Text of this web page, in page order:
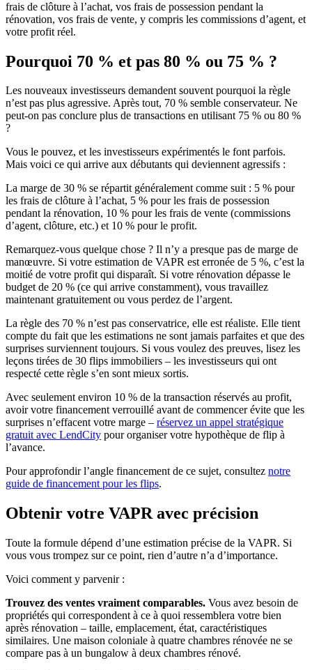
frais de clôture à l’achat, vos frais de possession pendant la
rénovation, vos frais de vente, y compris les commissions d’agent, et
votre profit réel.
Pourquoi 70 % et pas 80 % ou 75 % ?
Les nouveaux investisseurs demandent souvent pourquoi la règle
n’est pas plus agressive. Après tout, 70 % semble conservateur. Ne
peut-on pas conclure plus de transactions en utilisant 75 % ou 80 %
?
Vous le pouvez, et les investisseurs expérimentés le font parfois.
Mais voici ce qui arrive aux débutants qui deviennent agressifs :
La marge de 30 % se répartit généralement comme suit : 5 % pour
les frais de clôture à l’achat, 5 % pour les frais de possession
pendant la rénovation, 10 % pour les frais de vente (commissions
d’agent, clôture, etc.) et 10 % pour le profit.
Remarquez-vous quelque chose ? Il n’y a presque pas de marge de
manœuvre. Si votre estimation de VAPR est erronée de 5 %, c’est la
moitié de votre profit qui disparaît. Si votre rénovation dépasse le
budget de 20 % (ce qui arrive constamment), vous travaillez
maintenant gratuitement ou vous perdez de l’argent.
La règle des 70 % n’est pas conservatrice, elle est réaliste. Elle tient
compte du fait que les estimations ne sont jamais parfaites et que des
surprises surviennent toujours. Si vous voulez des preuves, lisez les
leçons tirées de 30 flips immobiliers – les investisseurs qui ont
respecté cette règle s’en sont mieux sortis.
Avec seulement environ 10 % de la transaction réservés au profit,
avoir votre financement verrouillé avant de commencer évite que les
surprises n’effacent votre marge – réservez un appel stratégique
gratuit avec LendCity pour organiser votre hypothèque de flip à
l’avance.
Pour approfondir l’angle financement de ce sujet, consultez notre
guide de financement pour les flips.
Obtenir votre VAPR avec précision
Toute la formule dépend d’une estimation précise de la VAPR. Si
vous vous trompez sur ce point, rien d’autre n’a d’importance.
Voici comment y parvenir :
Trouvez des ventes vraiment comparables. Vous avez besoin de
propriétés qui correspondent à ce à quoi ressemblera votre bien
après rénovation – taille, emplacement, état, caractéristiques
similaires. Une maison coloniale à quatre chambres rénovée ne se
compare pas à un bungalow à deux chambres rénové.